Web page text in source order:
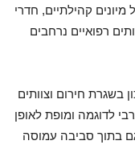
קהילתיים, חדרי
רפואיים נרחבים
בשגרת חירום וצוותים
לדוגמה ומופת לאופן
בתוך סביבה עמוסה